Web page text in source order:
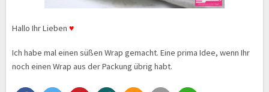
Hallo Ihr Lieben ♥
Ich habe mal einen süßen Wrap gemacht. Eine prima Idee, wenn Ihr
noch einen Wrap aus der Packung übrig habt.